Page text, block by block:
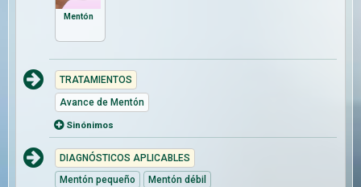
Mentón
TRATAMIENTOS
Avance de Mentón
Sinónimos
DIAGNÓSTICOS APLICABLES
Mentón pequeño
Mentón débil